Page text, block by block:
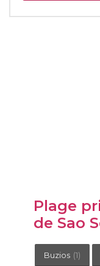
Plage
de Sao
Buzios (1)